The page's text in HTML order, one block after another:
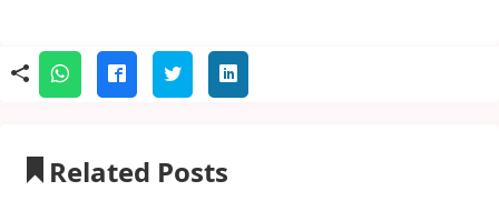
Related Posts